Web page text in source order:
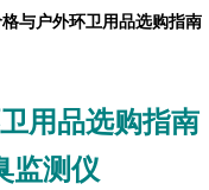
与户外环卫用品选购指南
用品选购指南
监测仪